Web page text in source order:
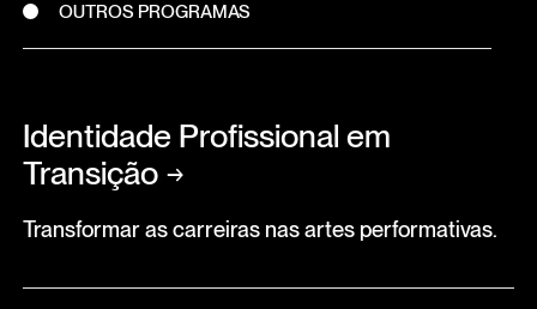
OUTROS PROGRAMAS
Identidade Profissional em
Transição →
Transformar as carreiras nas artes performativas.